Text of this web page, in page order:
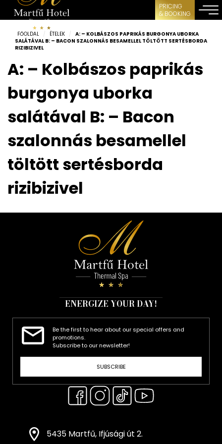
PRICING
& BOOKING
FŐOLDAL / ÉTELEK /
A: – KOLBÁSZOS PAPRIKÁS BURGONYA UBORKA
SALÁTÁVAL B: – BACON SZALONNÁS BESAMELLEL TÖLTÖTT SERTÉSBORDA
RIZIBIZIVEL
A: – Kolbászos paprikás
burgonya uborka
salátával B: – Bacon
szalonnás besamellel
töltött sertésborda
rizibizivel
ENERGIZE YOUR DAY!
Be the first to hear about our special offers and
promotions.
Subscribe to our newsletter!
SUBSCRIBE
5435 Martfű, Ifjúsági út 2.